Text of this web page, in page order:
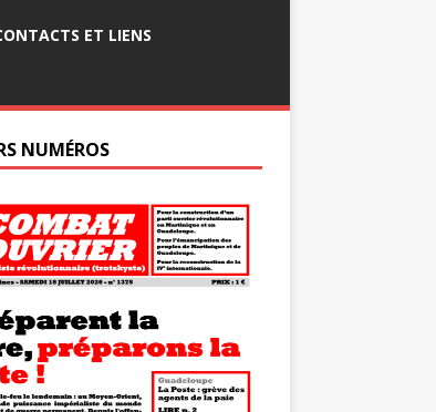
ET LIENS
NUMÉROS